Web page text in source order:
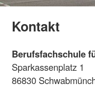
Kontakt
Berufsfachschule
Sparkassenplatz 1
86830